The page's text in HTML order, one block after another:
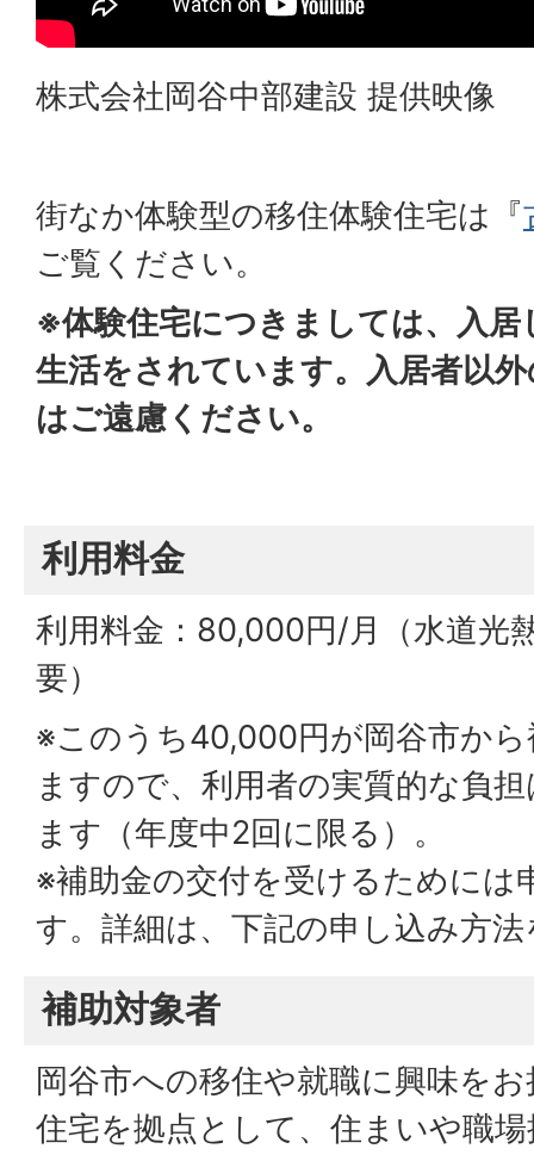
株式会社岡谷中部建設 提供映像
街なか体験型の移住体験住宅は『
ご覧ください。
※体験住宅につきましては、入
生活をされています。入居者以
はご遠慮ください。
利用料金
利用料金：80,000円/月（水道光
要）
※このうち40,000円が岡谷市か
ますので、利用者の実質的な負
ます（年度中2回に限る）。
※補助金の交付を受けるためには
す。詳細は、下記の申し込み方
補助対象者
岡谷市への移住や就職に興味を
住宅を拠点として、住まいや職